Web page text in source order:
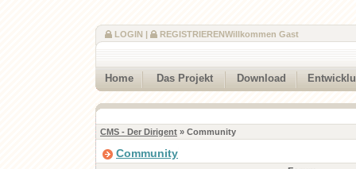
Willkommen Gast
LOGIN | REGISTRIEREN
Home Das Projekt Download
CMS - Der Dirigent » Community
Community